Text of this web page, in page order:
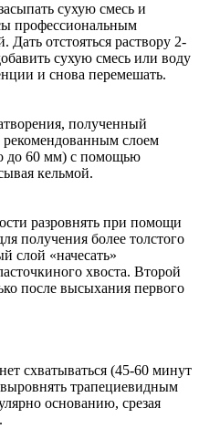
сухую смесь и
профессиональным
отстояться раствору 2-
сухую смесь или воду
и снова перемешать.
полученный
рекомендованным слоем
до 60 мм) с помощью
кельмой.
разровнять при помощи
получения более толстого
слой «начесать»
хвоста. Второй
после высыхания первого
схватываться (45-60 минут
трапециевидным
основанию, срезая